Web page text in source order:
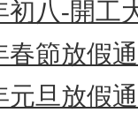
初八-開工
春節放假
元旦放假